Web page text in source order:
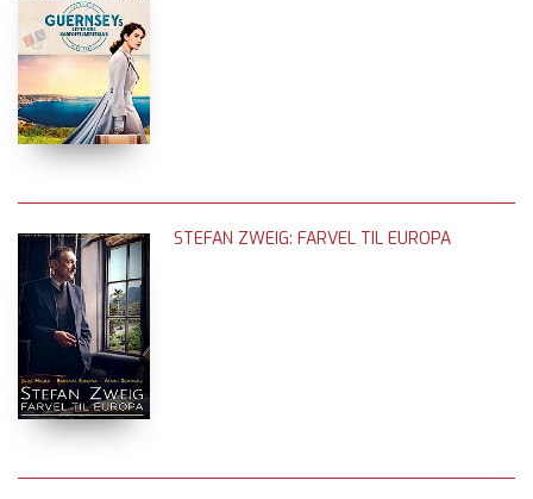
STEFAN ZWEIG: FARVEL TIL EUROPA